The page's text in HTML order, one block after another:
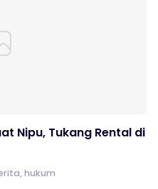
Nipu, Tukang Rental di
,hukum